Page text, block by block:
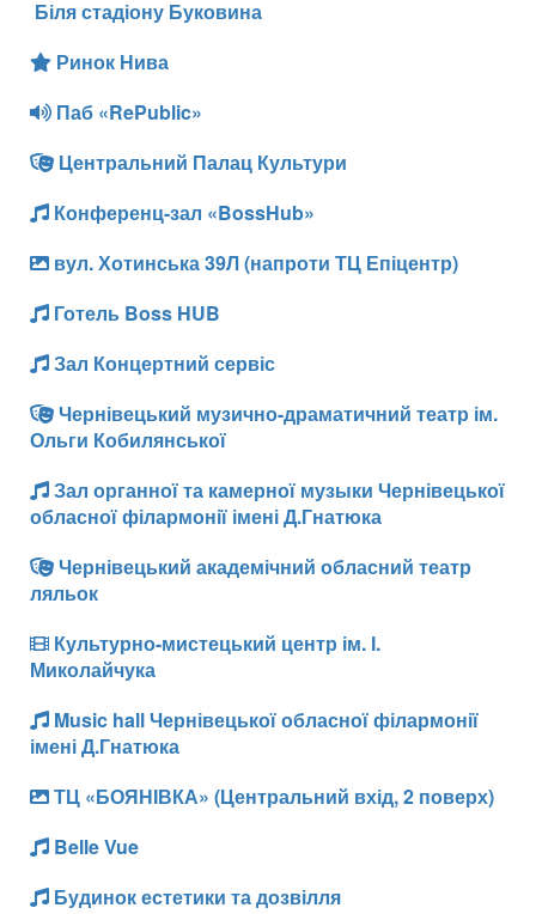
Біля стадіону Буковина
Ринок Нива
Паб «RePublic»
Центральний Палац Культури
Конференц-зал «BossHub»
вул. Хотинська 39Л (напроти ТЦ Епіцентр)
Готель Boss HUB
Зал Концертний сервіс
Чернівецький музично-драматичний театр ім.
Ольги Кобилянської
Зал органної та камерної музыки Чернівецької
обласної філармонії імені Д.Гнатюка
Чернівецький академічний обласний театр
ляльок
Культурно-мистецький центр ім. І.
Миколайчука
Music hall Чернівецької обласної філармонії
імені Д.Гнатюка
ТЦ «БОЯНІВКА» (Центральний вхід, 2 поверх)
Belle Vue
Будинок естетики та дозвілля